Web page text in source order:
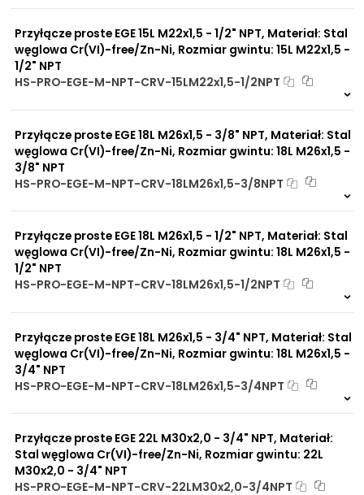
Przyłącze proste EGE 15L M22x1,5 - 1/2" NPT, Materiał: Stal
węglowa Cr(VI)-free/Zn-Ni, Rozmiar gwintu: 15L M22x1,5 -
1/2" NPT
HS-PRO-EGE-M-NPT-CRV-15LM22x1,5-1/2NPT
Przyłącze proste EGE 18L M26x1,5 - 3/8" NPT, Materiał: Stal
węglowa Cr(VI)-free/Zn-Ni, Rozmiar gwintu: 18L M26x1,5 -
3/8" NPT
HS-PRO-EGE-M-NPT-CRV-18LM26x1,5-3/8NPT
Przyłącze proste EGE 18L M26x1,5 - 1/2" NPT, Materiał: Stal
węglowa Cr(VI)-free/Zn-Ni, Rozmiar gwintu: 18L M26x1,5 -
1/2" NPT
HS-PRO-EGE-M-NPT-CRV-18LM26x1,5-1/2NPT
Przyłącze proste EGE 18L M26x1,5 - 3/4" NPT, Materiał: Stal
węglowa Cr(VI)-free/Zn-Ni, Rozmiar gwintu: 18L M26x1,5 -
3/4" NPT
HS-PRO-EGE-M-NPT-CRV-18LM26x1,5-3/4NPT
Przyłącze proste EGE 22L M30x2,0 - 3/4" NPT, Materiał:
Stal węglowa Cr(VI)-free/Zn-Ni, Rozmiar gwintu: 22L
M30x2,0 - 3/4" NPT
HS-PRO-EGE-M-NPT-CRV-22LM30x2,0-3/4NPT